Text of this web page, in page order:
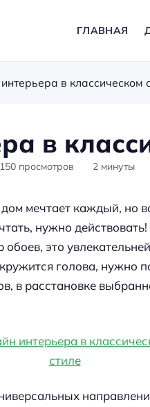
ГЛАВНАЯ
в классическом
в
150 просмотров 2 минуты
мечтает каждый, но
нужно
это
голова, нужно
в расстановке